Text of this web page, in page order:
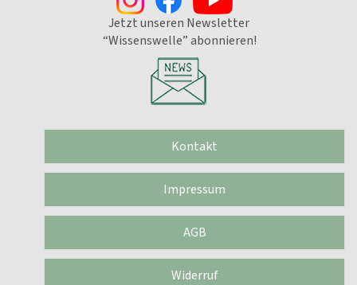
Jetzt unseren Newsletter
“Wissenswelle” abonnieren!
Kontakt
Impressum
AGB
Widerruf